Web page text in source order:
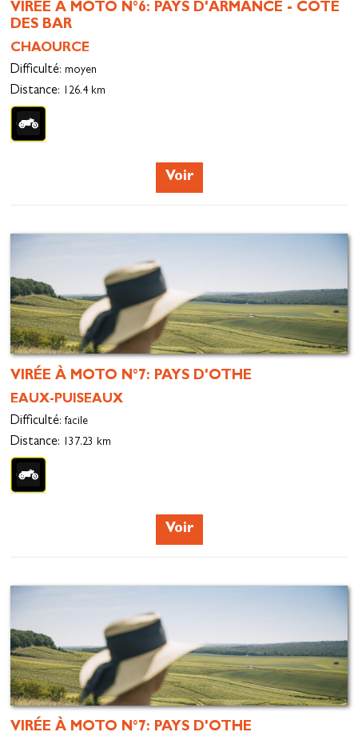
VIRÉE À MOTO N°6: PAYS D'ARMANCE - CÔTE
DES BAR
CHAOURCE
Difficulté: moyen
Distance: 126.4 km
Voir
VIRÉE À MOTO N°7: PAYS D'OTHE
EAUX-PUISEAUX
Difficulté: facile
Distance: 137.23 km
Voir
VIRÉE À MOTO N°7: PAYS D'OTHE